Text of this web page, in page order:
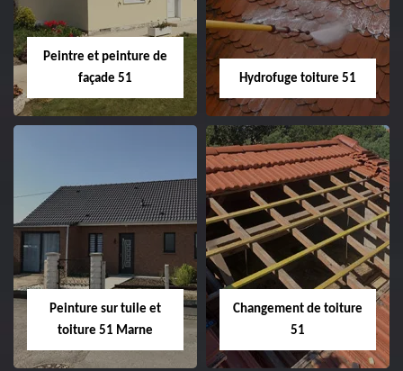
Peintre et peinture de
façade 51
Peintre et peinture
de façade 51
Hydrofuge toiture 51
Hydrofuge toiture
51
Peinture sur tuile et
toiture 51 Marne
Changement de toiture
51